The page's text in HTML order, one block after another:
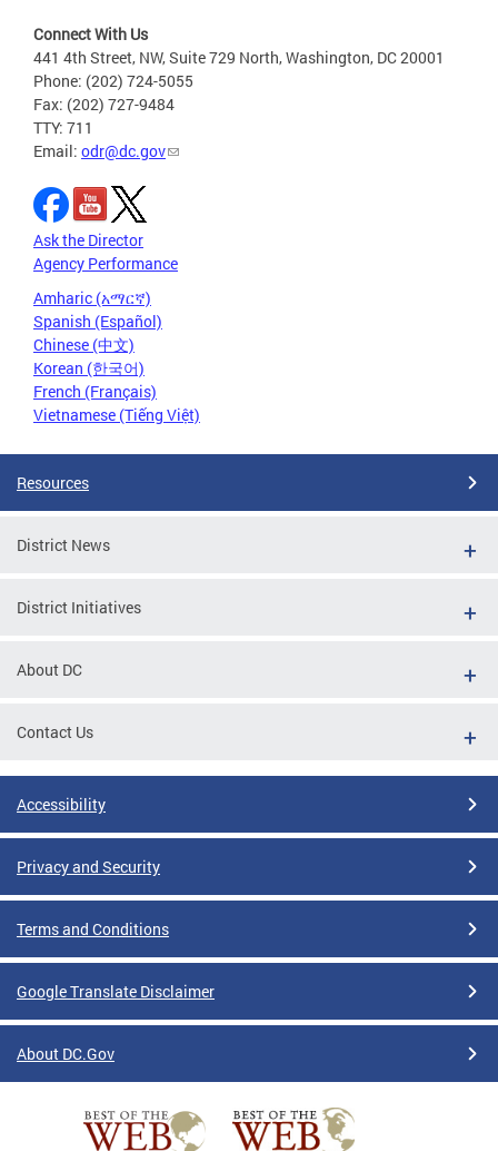
Connect With Us
441 4th Street, NW, Suite 729 North, Washington, DC 20001
Phone: (202) 724-5055
Fax: (202) 727-9484
TTY: 711
Email: odr@dc.gov
Ask the Director
Agency Performance
Amharic (አማርኛ)
Spanish (Español)
Chinese (中文)
Korean (한국어)
French (Français)
Vietnamese (Tiếng Việt)
Resources
District News
District Initiatives
About DC
Contact Us
Accessibility
Privacy and Security
Terms and Conditions
Google Translate Disclaimer
About DC.Gov